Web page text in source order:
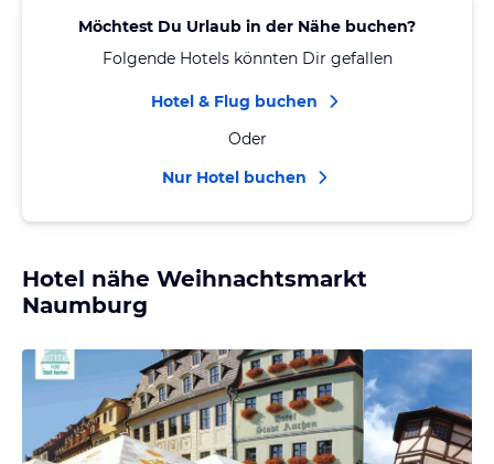
Möchtest Du Urlaub in der Nähe buchen?
Folgende Hotels könnten Dir gefallen
Hotel & Flug buchen
Oder
Nur Hotel buchen
Hotel nähe Weihnachtsmarkt
Naumburg